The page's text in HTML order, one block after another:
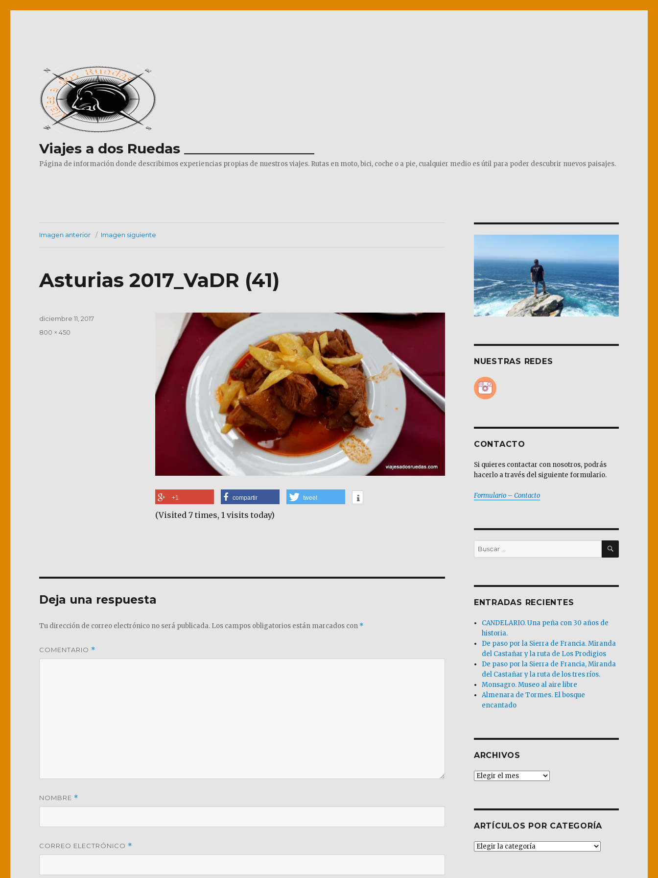
Viajes a dos Ruedas ___________________
Página de información donde describimos experiencias propias de nuestros viajes. Rutas en moto, bici, coche o a pie, cualquier medio es útil para poder descubrir nuevos paisajes.
Imagen anterior Imagen siguiente
Asturias 2017_VaDR (41)
+1 compartir tweet
(Visited 7 times, 1 visits today)
Publicado
diciembre 11, 2017
Tamaño
800 × 450
Deja una respuesta
Tu dirección de correo electrónico no será publicada. Los campos obligatorios están marcados con *
COMENTARIO *
NOMBRE *
CORREO ELECTRÓNICO *
NUESTRAS REDES
CONTACTO
Si quieres contactar con nosotros, podrás
hacerlo a través del siguiente formulario.
Formulario – Contacto
Buscar
por:
BUSCAR
ENTRADAS RECIENTES
CANDELARIO. Una peña con 30 años de
historia.
De paso por la Sierra de Francia. Miranda
del Castañar y la ruta de Los Prodigios
De paso por la Sierra de Francia, Miranda
del Castañar y la ruta de los tres ríos.
Monsagro. Museo al aire libre
Almenara de Tormes. El bosque
encantado
ARCHIVOS
Archivos
ARTÍCULOS POR CATEGORÍA
Artículos